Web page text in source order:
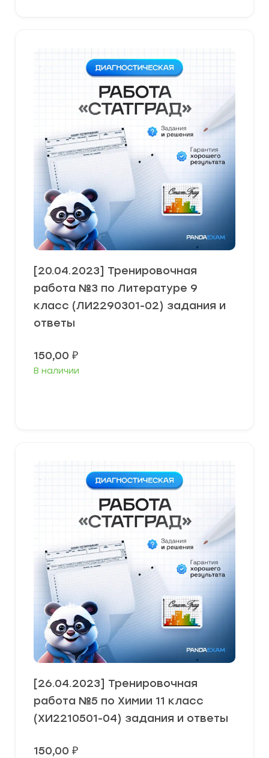
[20.04.2023] Тренировочная
работа №3 по Литературе 9
класс (ЛИ2290301-02) задания и
ответы
150,00 ₽
В наличии
[26.04.2023] Тренировочная
работа №5 по Химии 11 класс
(ХИ2210501-04) задания и ответы
150,00 ₽